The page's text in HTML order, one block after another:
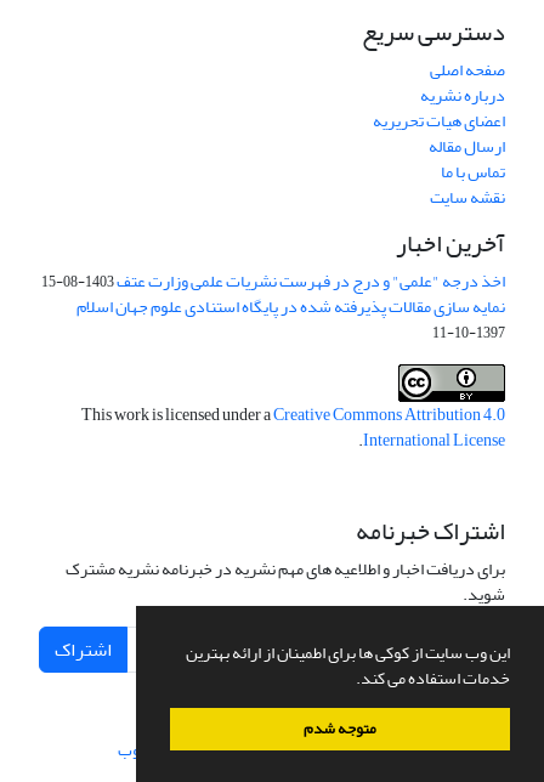
این وب سایت از کوکی ها برای اطمینان از ارائه بهترین
خدمات استفاده می کند.
متوجه شدم
دسترسی سریع
صفحه اصلی
درباره نشریه
اعضای هیات تحریریه
ارسال مقاله
تماس با ما
نقشه سایت
آخرین اخبار
اخذ درجه "علمی" و درج در فهرست نشریات علمی وزارت عتف1403-08-15
نمایه سازی مقالات پذیرفته شده در پایگاه استنادی علوم جهان اسلام
1397-10-11
This work is licensed under aCreative Commons Attribution 4.0
International License
.
اشتراک خبرنامه
برای دریافت اخبار و اطلاعیه های مهم نشریه در خبرنامه نشریه مشترک
شوید.
اشتراک
سامانه مدیریت نشریات علمی.طراحی و پیاده سازی از سیناوب